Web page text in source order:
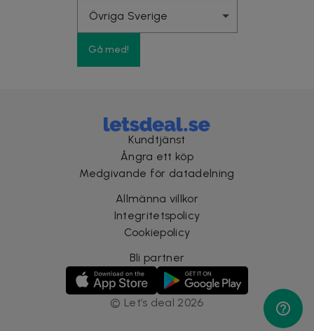
Gå med!
Kundtjänst
Ångra ett köp
Medgivande för datadelning
Allmänna villkor
Integritetspolicy
Cookiepolicy
Bli partner
© Let’s deal 2026